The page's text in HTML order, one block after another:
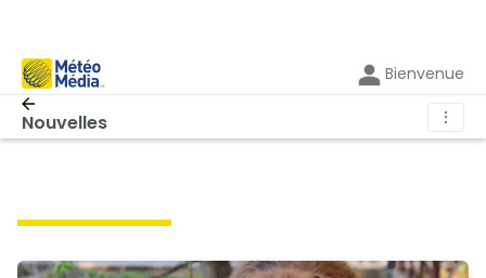
Bienvenue
Nouvelles ⋮